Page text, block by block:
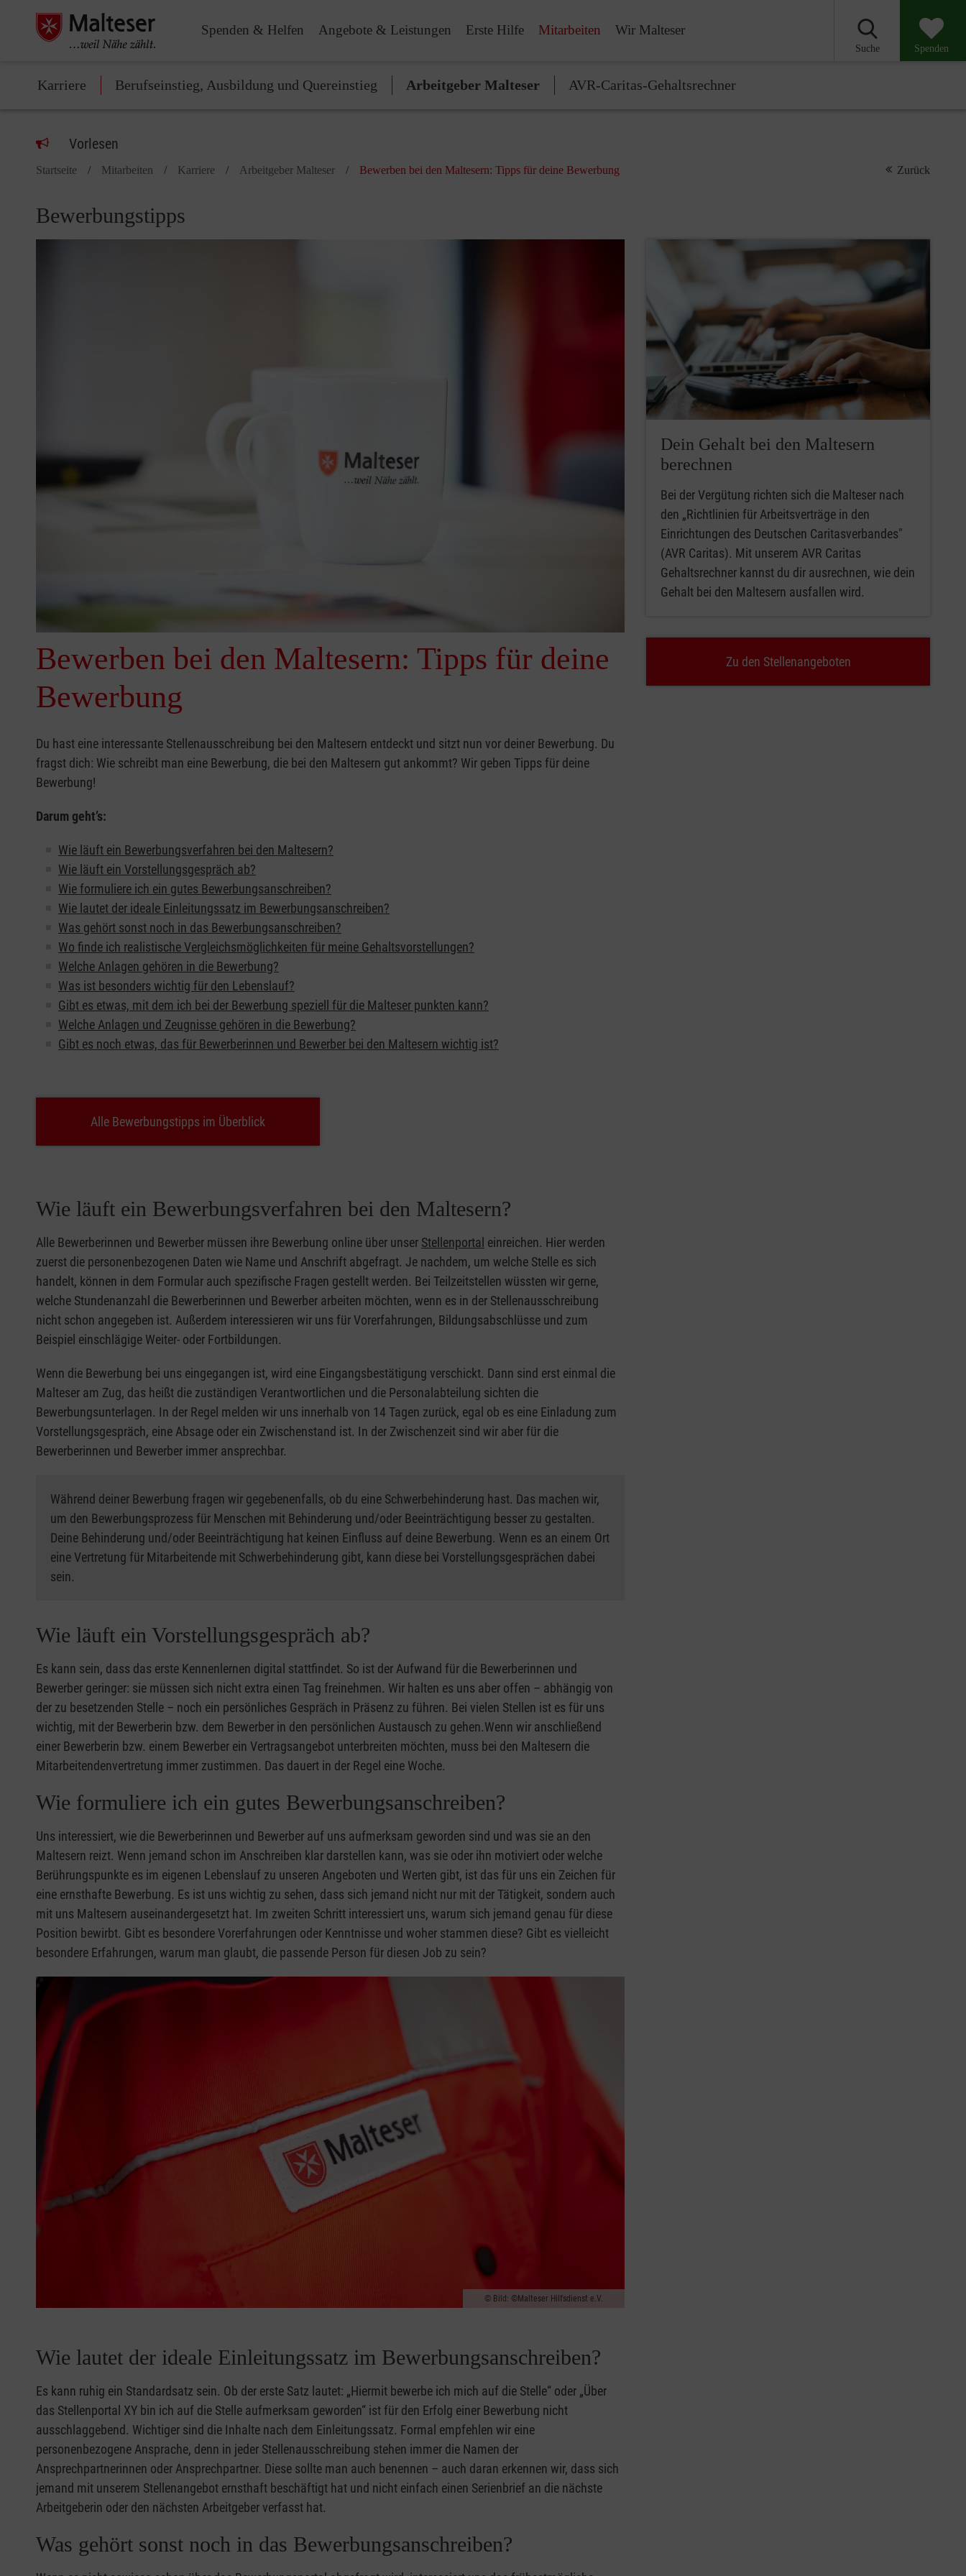
Spenden & Helfen Angebote & Leistungen Erste Hilfe Mitarbeiten Wir Malteser
Suche Spenden
Karriere Berufseinstieg, Ausbildung und Quereinstieg Arbeitgeber Malteser AVR-Caritas-Gehaltsrechner
Vorlesen
Startseite Mitarbeiten Karriere Arbeitgeber Malteser Bewerben bei den Maltesern: Tipps für deine Bewerbung Zurück
Bewerbungstipps
Bewerben bei den Maltesern: Tipps für deine
Bewerbung
Du hast eine interessante Stellenausschreibung bei den Maltesern entdeckt und sitzt nun vor deiner Bewerbung. Du
fragst dich: Wie schreibt man eine Bewerbung, die bei den Maltesern gut ankommt? Wir geben Tipps für deine
Bewerbung!
Darum geht’s:
Wie läuft ein Bewerbungsverfahren bei den Maltesern?
Wie läuft ein Vorstellungsgespräch ab?
Wie formuliere ich ein gutes Bewerbungsanschreiben?
Wie lautet der ideale Einleitungssatz im Bewerbungsanschreiben?
Was gehört sonst noch in das Bewerbungsanschreiben?
Wo finde ich realistische Vergleichsmöglichkeiten für meine Gehaltsvorstellungen?
Welche Anlagen gehören in die Bewerbung?
Was ist besonders wichtig für den Lebenslauf?
Gibt es etwas, mit dem ich bei der Bewerbung speziell für die Malteser punkten kann?
Welche Anlagen und Zeugnisse gehören in die Bewerbung?
Gibt es noch etwas, das für Bewerberinnen und Bewerber bei den Maltesern wichtig ist?
Alle Bewerbungstipps im Überblick
Wie läuft ein Bewerbungsverfahren bei den Maltesern?
Alle Bewerberinnen und Bewerber müssen ihre Bewerbung online über unser Stellenportal einreichen. Hier werden
zuerst die personenbezogenen Daten wie Name und Anschrift abgefragt. Je nachdem, um welche Stelle es sich
handelt, können in dem Formular auch spezifische Fragen gestellt werden. Bei Teilzeitstellen wüssten wir gerne,
welche Stundenanzahl die Bewerberinnen und Bewerber arbeiten möchten, wenn es in der Stellenausschreibung
nicht schon angegeben ist. Außerdem interessieren wir uns für Vorerfahrungen, Bildungsabschlüsse und zum
Beispiel einschlägige Weiter- oder Fortbildungen.
Wenn die Bewerbung bei uns eingegangen ist, wird eine Eingangsbestätigung verschickt. Dann sind erst einmal die
Malteser am Zug, das heißt die zuständigen Verantwortlichen und die Personalabteilung sichten die
Bewerbungsunterlagen. In der Regel melden wir uns innerhalb von 14 Tagen zurück, egal ob es eine Einladung zum
Vorstellungsgespräch, eine Absage oder ein Zwischenstand ist. In der Zwischenzeit sind wir aber für die
Bewerberinnen und Bewerber immer ansprechbar.
Während deiner Bewerbung fragen wir gegebenenfalls, ob du eine Schwerbehinderung hast. Das machen wir,
um den Bewerbungsprozess für Menschen mit Behinderung und/oder Beeinträchtigung besser zu gestalten.
Deine Behinderung und/oder Beeinträchtigung hat keinen Einfluss auf deine Bewerbung. Wenn es an einem Ort
eine Vertretung für Mitarbeitende mit Schwerbehinderung gibt, kann diese bei Vorstellungsgesprächen dabei
sein.
Wie läuft ein Vorstellungsgespräch ab?
Es kann sein, dass das erste Kennenlernen digital stattfindet. So ist der Aufwand für die Bewerberinnen und
Bewerber geringer: sie müssen sich nicht extra einen Tag freinehmen. Wir halten es uns aber offen – abhängig von
der zu besetzenden Stelle – noch ein persönliches Gespräch in Präsenz zu führen. Bei vielen Stellen ist es für uns
wichtig, mit der Bewerberin bzw. dem Bewerber in den persönlichen Austausch zu gehen.Wenn wir anschließend
einer Bewerberin bzw. einem Bewerber ein Vertragsangebot unterbreiten möchten, muss bei den Maltesern die
Mitarbeitendenvertretung immer zustimmen. Das dauert in der Regel eine Woche.
Wie formuliere ich ein gutes Bewerbungsanschreiben?
Uns interessiert, wie die Bewerberinnen und Bewerber auf uns aufmerksam geworden sind und was sie an den
Maltesern reizt. Wenn jemand schon im Anschreiben klar darstellen kann, was sie oder ihn motiviert oder welche
Berührungspunkte es im eigenen Lebenslauf zu unseren Angeboten und Werten gibt, ist das für uns ein Zeichen für
eine ernsthafte Bewerbung. Es ist uns wichtig zu sehen, dass sich jemand nicht nur mit der Tätigkeit, sondern auch
mit uns Maltesern auseinandergesetzt hat. Im zweiten Schritt interessiert uns, warum sich jemand genau für diese
Position bewirbt. Gibt es besondere Vorerfahrungen oder Kenntnisse und woher stammen diese? Gibt es vielleicht
besondere Erfahrungen, warum man glaubt, die passende Person für diesen Job zu sein?
Bild: ©Malteser Hilfsdienst e.V.
Wie lautet der ideale Einleitungssatz im Bewerbungsanschreiben?
Es kann ruhig ein Standardsatz sein. Ob der erste Satz lautet: „Hiermit bewerbe ich mich auf die Stelle“ oder „Über
das Stellenportal XY bin ich auf die Stelle aufmerksam geworden“ ist für den Erfolg einer Bewerbung nicht
ausschlaggebend. Wichtiger sind die Inhalte nach dem Einleitungssatz. Formal empfehlen wir eine
personenbezogene Ansprache, denn in jeder Stellenausschreibung stehen immer die Namen der
Ansprechpartnerinnen oder Ansprechpartner. Diese sollte man auch benennen – auch daran erkennen wir, dass sich
jemand mit unserem Stellenangebot ernsthaft beschäftigt hat und nicht einfach einen Serienbrief an die nächste
Arbeitgeberin oder den nächsten Arbeitgeber verfasst hat.
Was gehört sonst noch in das Bewerbungsanschreiben?
Dein Gehalt bei den Maltesern
berechnen
Bei der Vergütung richten sich die Malteser nach
den „Richtlinien für Arbeitsverträge in den
Einrichtungen des Deutschen Caritasverbandes"
(AVR Caritas). Mit unserem AVR Caritas
Gehaltsrechner kannst du dir ausrechnen, wie dein
Gehalt bei den Maltesern ausfallen wird.
Zu den Stellenangeboten